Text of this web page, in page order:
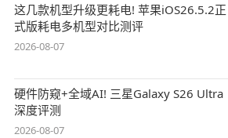
这几款机型升级更耗电! 苹果iOS26.5.2正
式版耗电多机型对比测评
2026-08-07
硬件防窥+全域AI! 三星Galaxy S26 Ultra
深度评测
2026-08-07